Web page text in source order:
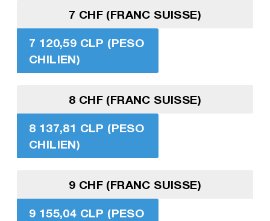
7 CHF (FRANC SUISSE)
7 120,59 CLP (PESO
CHILIEN)
8 CHF (FRANC SUISSE)
8 137,81 CLP (PESO
CHILIEN)
9 CHF (FRANC SUISSE)
9 155,04 CLP (PESO